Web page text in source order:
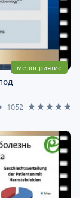
мероприятие
1052